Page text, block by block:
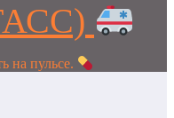
на пульсе.